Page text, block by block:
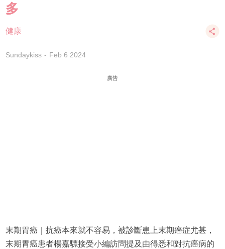
多
健康
Sundaykiss Feb 6 2024
廣告
末期胃癌｜抗癌本來就不容易，被診斷患上末期癌症尤甚，
末期胃癌患者楊嘉驃接受小編訪問提及由得悉和對抗癌病的